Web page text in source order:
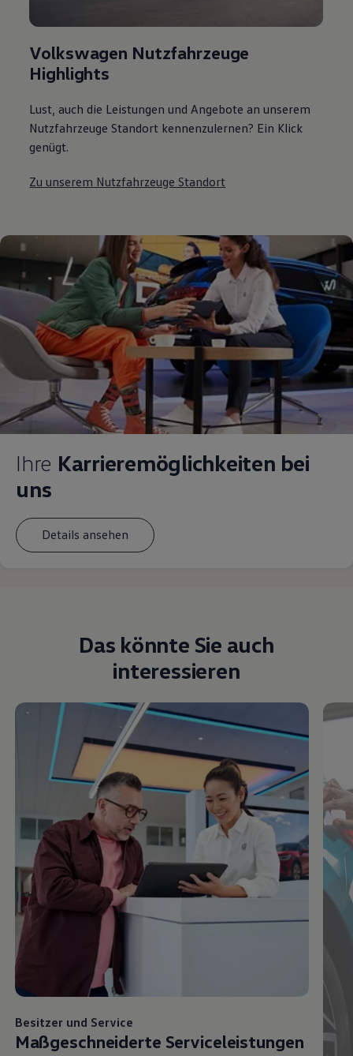
Volkswagen Nutzfahrzeuge
Highlights
Lust, auch die Leistungen und Angebote an unserem
Nutzfahrzeuge Standort kennenzulernen? Ein Klick
genügt.
Zu unserem Nutzfahrzeuge Standort
Ihre Karrieremöglichkeiten bei
uns
Details ansehen
Das könnte Sie auch
interessieren
Besitzer und Service
Maßgeschneiderte Serviceleistungen